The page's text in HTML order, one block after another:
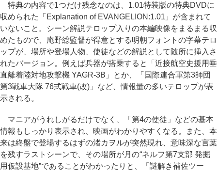
特典の内容で1つだけ残念なのは、1.01特装版の特典DVDに
収められた「Explanation of EVANGELION:1.01」が含まれて
いないこと。シーン解説テロップ入りの本編映像をまるまる収
めたもので、庵野総監督が得意とする明朝フォントの字幕テロ
ップが、場所や登場人物、使徒などの解説として随所に挿入さ
れたバージョン。例えば兵器が搭乗すると「近接航空史援用垂
直離着陸対地攻撃機 YAGR-3B」とか、「国際連合軍第3師団
第3戦車大隊 76式戦車(改)」など、情報量の多いテロップが表
示される。
マニアがうれしがるだけでなく、「第4の使徒」などの基本
情報もしっかり表示され、映画がわかりやすくなる。また、本
来は終盤で登場するはずの渚カヲルが突然現れ、意味深な言葉
を残すラストシーンで、その場所が月の“ネルフ第7支部 発掘
用仮設基地”であることがわかったりと、「謎解き補佐ツー